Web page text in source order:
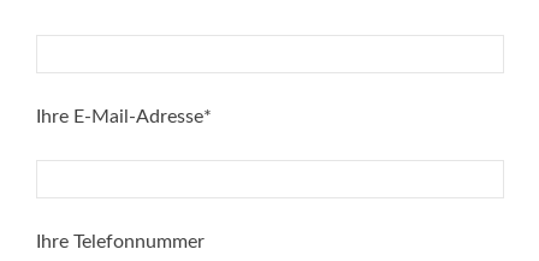
Ihre E-Mail-Adresse*
Ihre Telefonnummer